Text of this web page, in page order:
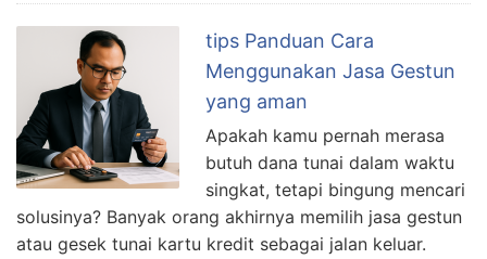
tips Panduan Cara
Menggunakan Jasa Gestun
yang aman
Apakah kamu pernah merasa
butuh dana tunai dalam waktu
singkat, tetapi bingung mencari
solusinya? Banyak orang akhirnya memilih jasa gestun
atau gesek tunai kartu kredit sebagai jalan keluar.